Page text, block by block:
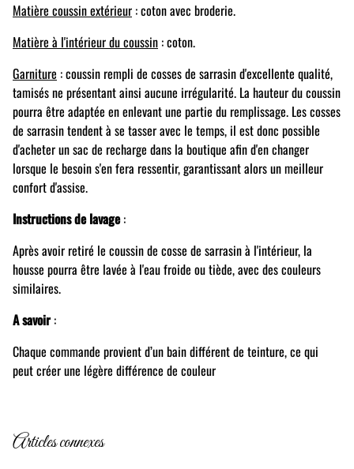
Matière coussin extérieur : coton avec broderie.
Matière à l'intérieur du coussin : coton.
Garniture : coussin rempli de cosses de sarrasin d'excellente qualité,
tamisés ne présentant ainsi aucune irrégularité. La hauteur du coussin
pourra être adaptée en enlevant une partie du remplissage. Les cosses
de sarrasin tendent à se tasser avec le temps, il est donc possible
d'acheter un sac de recharge dans la boutique afin d'en changer
lorsque le besoin s'en fera ressentir, garantissant alors un meilleur
confort d'assise.
Instructions de lavage:
Après avoir retiré le coussin de cosse de sarrasin à l'intérieur, la
housse pourra être lavée à l'eau froide ou tiède, avec des couleurs
similaires.
A savoir :
Chaque commande provient d’un bain différent de teinture, ce qui
peut créer une légère différence de couleur
Articles connexes